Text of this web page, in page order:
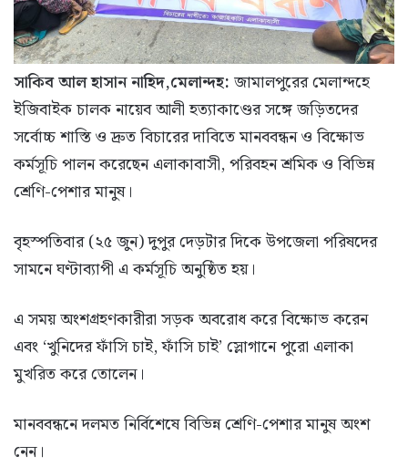
সাকিব আল হাসান নাহিদ,মেলান্দহ: জামালপুরের মেলান্দহে
ইজিবাইক চালক নায়েব আলী হত্যাকাণ্ডের সঙ্গে জড়িতদের
সর্বোচ্চ শাস্তি ও দ্রুত বিচারের দাবিতে মানববন্ধন ও বিক্ষোভ
কর্মসূচি পালন করেছেন এলাকাবাসী, পরিবহন শ্রমিক ও বিভিন্ন
শ্রেণি-পেশার মানুষ।
বৃহস্পতিবার (২৫ জুন) দুপুর দেড়টার দিকে উপজেলা পরিষদের
সামনে ঘণ্টাব্যাপী এ কর্মসূচি অনুষ্ঠিত হয়।
এ সময় অংশগ্রহণকারীরা সড়ক অবরোধ করে বিক্ষোভ করেন
এবং ‘খুনিদের ফাঁসি চাই, ফাঁসি চাই’ স্লোগানে পুরো এলাকা
মুখরিত করে তোলেন।
মানববন্ধনে দলমত নির্বিশেষে বিভিন্ন শ্রেণি-পেশার মানুষ অংশ
নেন।